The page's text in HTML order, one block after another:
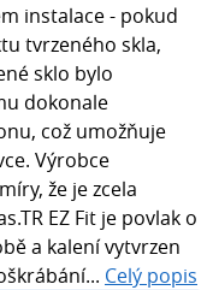
instalace - pokud
tvrzeného skla,
sklo bylo
dokonale
což umožňuje
Výrobce
že je zcela
EZ Fit je povlak o
a kalení vytvrzen
Celý popis